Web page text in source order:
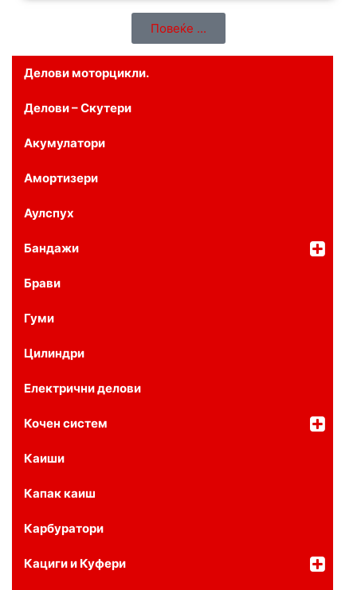
Делови моторцикли.
Делови – Скутери
Акумулатори
Амортизери
Аулспух
Бандажи
Брави
Гуми
Цилиндри
Електрични делови
Кочен систем
Каиши
Капак каиш
Карбуратори
Кациги и Куфери
Повеќе ...